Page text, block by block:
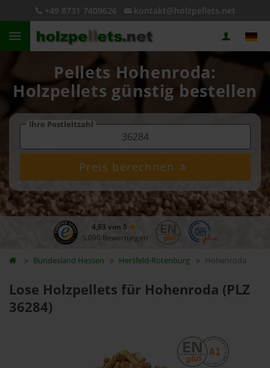
+49 8731 7409626 kontakt@holzpellets.net
Pellets Hohenroda:
Holzpellets günstig bestellen
Ihre Postleitzahl
Preis berechnen
4,93 von 5
5.090 Bewertungen
Bundesland Hessen Hersfeld-Rotenburg Hohenroda
Lose Holzpellets für Hohenroda (PLZ
36284)